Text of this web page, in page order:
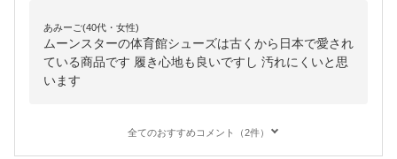
あみーご(40代・女性)
ムーンスターの体育館シューズは古くから日本で愛され
ている商品です 履き心地も良いですし 汚れにくいと思
います
全てのおすすめコメント（2件）